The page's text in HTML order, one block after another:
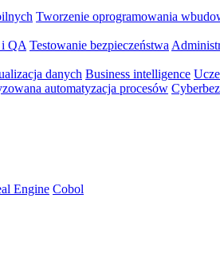
Tworzenie oprogramowania
i QA Testowanie bezpieczeństwa
danych Business intelligence
automatyzacja procesów
Engine Cobol